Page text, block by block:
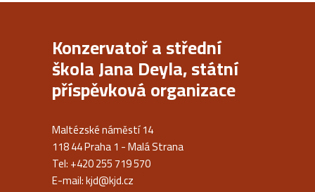
Konzervatoř a střední
škola Jana Deyla, státní
příspěvková organizace
Maltézské náměstí 14
118 44 Praha 1 - Malá Strana
Tel: +420 255 719 570
E-mail:kjd@kjd.cz